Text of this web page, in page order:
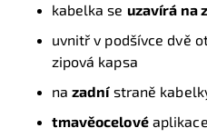
kabelka se uzavírá na
uvnitř v podšívce dvě
zipová kapsa
na zadnístraně
tmavěocelovéaplikace